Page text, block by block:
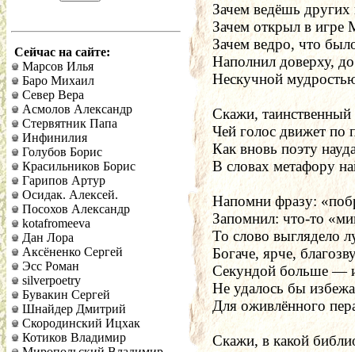
Сейчас на сайте:
Марсов Илья
Баро Михаил
Север Вера
Асмолов Александр
Стервятник Папа
Инфинилия
Голубов Борис
Красильников Борис
Гарипов Артур
Осидак. Алексей.
Посохов Александр
kotafromeeva
Дан Лора
Аксёненко Сергей
Эсс Роман
silverpoetry
Бувакин Сергей
Шнайдер Дмитрий
Скородинский Ицхак
Котиков Владимир
Зачем ведёшь других
Зачем открыл в игре
Зачем ведро, что
Наполнил доверху,
Нескучной
Скажи, таинственный
Чей голос движет по
Как вновь поэту
В словах метафору
Напомни фразу:
Запомнил: что-то
То слово выглядело
Богаче, ярче,
Секундой больше —
Не удалось бы
Для оживлённого
Скажи, в какой